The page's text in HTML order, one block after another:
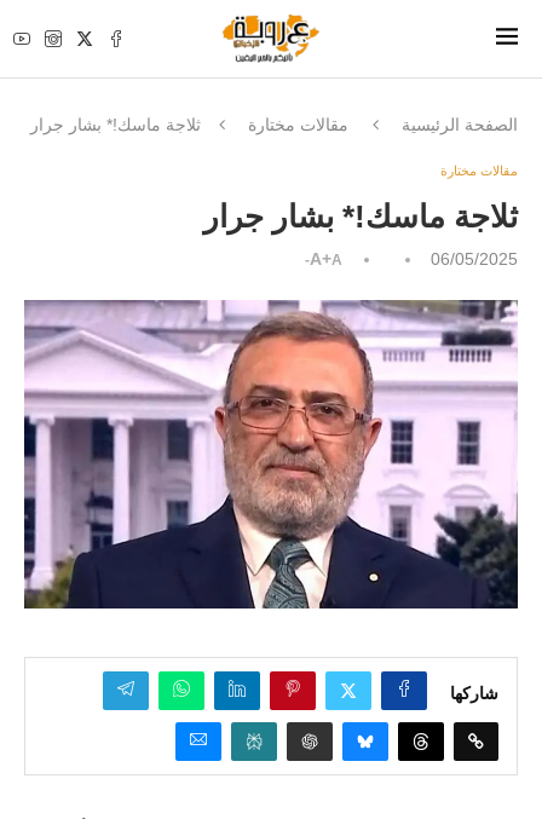
الصفحة الرئيسية مقالات مختارة ثلاجة ماسك!* بشار جرار
مقالات مختارة
ثلاجة ماسك!* بشار جرار
06/05/2025
A+A-
شاركها